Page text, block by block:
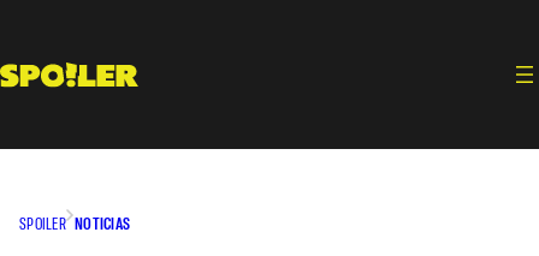
contenido
SPOILER NOTICIAS